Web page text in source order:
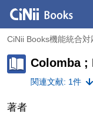
CiNii Books機能統合
Colomba ;
関連文献: 1件
著者